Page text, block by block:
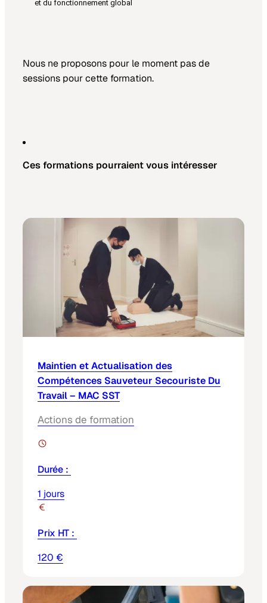
et du fonctionnement global
Nous ne proposons pour le moment pas de
sessions pour cette formation.
Ces formations pourraient vous intéresser
Maintien et Actualisation des
Compétences Sauveteur Secouriste Du
Travail – MAC SST
Actions de formation
Durée :
1 jours
Prix HT :
120 €